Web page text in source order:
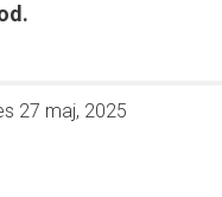
27 maj, 2025